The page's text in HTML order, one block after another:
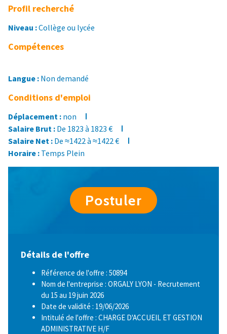
Profil recherché
Niveau :Collège ou lycée
Compétences
Langue : Non demandé
Conditions d'emploi
Déplacement : non
Salaire Brut : De 1823 à 1823 €
Salaire Net : De ≈1422 à ≈1422 €
Horaire : Temps Plein
Postuler
Détails de l'offre
Référence de l'offre : 50894
Nom de l'entreprise : ORGALY LYON - Recrutement
du 15 au 19 juin 2026
Date de validité : 19/06/2026
Intitulé de l'offre : CHARGE D'ACCUEIL ET GESTION
ADMINISTRATIVE H/F